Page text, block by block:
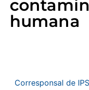
humana
Corresponsal de IPS